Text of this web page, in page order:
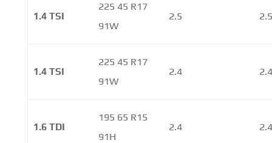
1.4 TSI
225 45 R17
91W
2.5
1.4 TSI
225 45 R17
91W
2.4
1.6 TDI
195 65 R15
91H
2.4